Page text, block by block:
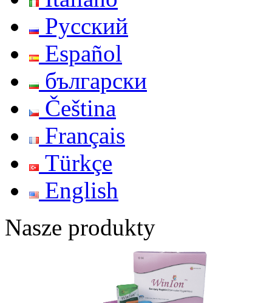
Русский
Español
български
Čeština
Français
Türkçe
English
Nasze produkty